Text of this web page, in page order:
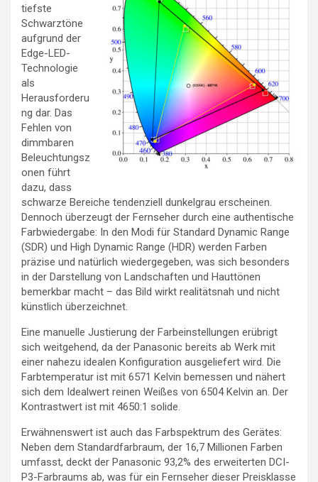
tiefste
Schwarztöne
aufgrund der
Edge-LED-
Technologie
als
Herausforderu
ng dar. Das
Fehlen von
dimmbaren
Beleuchtungsz
onen führt
dazu, dass
schwarze Bereiche tendenziell dunkelgrau erscheinen.
Dennoch überzeugt der Fernseher durch eine authentische
Farbwiedergabe: In den Modi für Standard Dynamic Range
(SDR) und High Dynamic Range (HDR) werden Farben
präzise und natürlich wiedergegeben, was sich besonders
in der Darstellung von Landschaften und Hauttönen
bemerkbar macht – das Bild wirkt realitätsnah und nicht
künstlich überzeichnet.
Eine manuelle Justierung der Farbeinstellungen erübrigt
sich weitgehend, da der Panasonic bereits ab Werk mit
einer nahezu idealen Konfiguration ausgeliefert wird. Die
Farbtemperatur ist mit 6571 Kelvin bemessen und nähert
sich dem Idealwert reinen Weißes von 6504 Kelvin an. Der
Kontrastwert ist mit 4650:1 solide.
Erwähnenswert ist auch das Farbspektrum des Gerätes:
Neben dem Standardfarbraum, der 16,7 Millionen Farben
umfasst, deckt der Panasonic 93,2% des erweiterten DCI-
P3-Farbraums ab, was für ein Fernseher dieser Preisklasse